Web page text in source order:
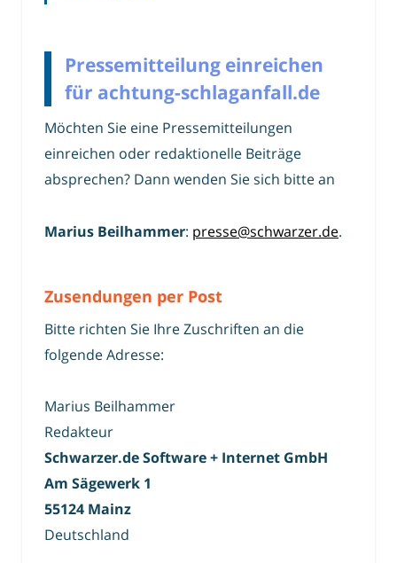
Pressemitteilung einreichen
für achtung-schlaganfall.de
Möchten Sie eine Pressemitteilungen
einreichen oder redaktionelle Beiträge
absprechen? Dann wenden Sie sich bitte an
Marius Beilhammer: presse@schwarzer.de.
Zusendungen per Post
Bitte richten Sie Ihre Zuschriften an die
folgende Adresse:
Marius Beilhammer
Redakteur
Schwarzer.de Software + Internet GmbH
Am Sägewerk 1
55124 Mainz
Deutschland